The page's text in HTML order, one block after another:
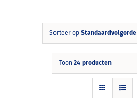
Sorteer op Standaardvolgorde
Toon 24 producten